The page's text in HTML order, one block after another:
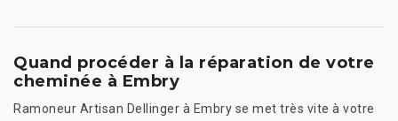
Quand procéder à la réparation de votre
cheminée à Embry
Ramoneur Artisan Dellinger à Embry se met très vite à votre